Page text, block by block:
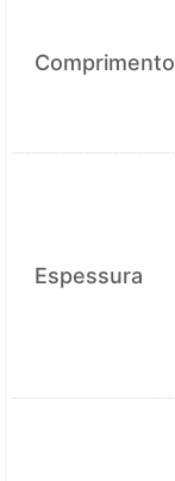
Comprimento
Espessura